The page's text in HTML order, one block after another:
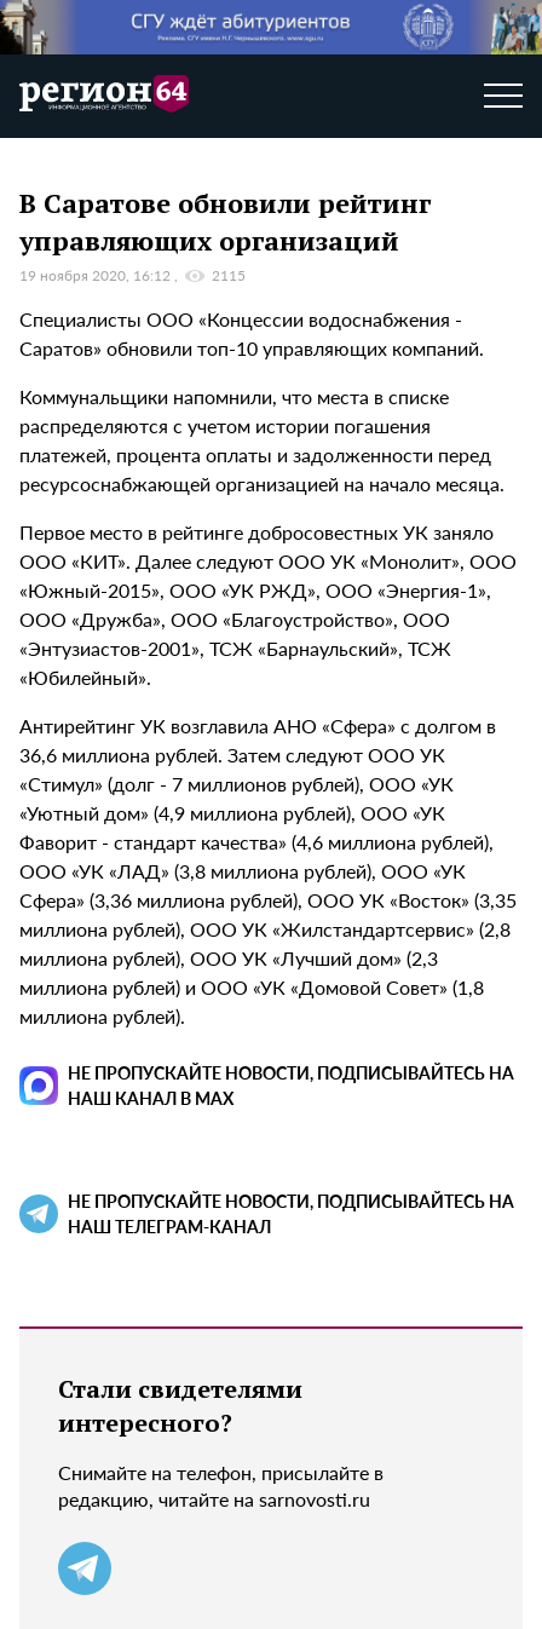
В Саратове обновили рейтинг
управляющих организаций
19 ноября 2020, 16:12 2115
Специалисты ООО «Концессии водоснабжения -
Саратов» обновили топ-10 управляющих компаний.
Коммунальщики напомнили, что места в списке
распределяются с учетом истории погашения
платежей, процента оплаты и задолженности перед
ресурсоснабжающей организацией на начало месяца.
Первое место в рейтинге добросовестных УК заняло
ООО «КИТ». Далее следуют ООО УК «Монолит», ООО
«Южный-2015», ООО «УК РЖД», ООО «Энергия-1»,
ООО «Дружба», ООО «Благоустройство», ООО
«Энтузиастов-2001», ТСЖ «Барнаульский», ТСЖ
«Юбилейный».
Антирейтинг УК возглавила АНО «Сфера» с долгом в
36,6 миллиона рублей. Затем следуют ООО УК
«Стимул» (долг - 7 миллионов рублей), ООО «УК
«Уютный дом» (4,9 миллиона рублей), ООО «УК
Фаворит - стандарт качества» (4,6 миллиона рублей),
ООО «УК «ЛАД» (3,8 миллиона рублей), ООО «УК
Сфера» (3,36 миллиона рублей), ООО УК «Восток» (3,35
миллиона рублей), ООО УК «Жилстандартсервис» (2,8
миллиона рублей), ООО УК «Лучший дом» (2,3
миллиона рублей) и ООО «УК «Домовой Совет» (1,8
миллиона рублей).
НЕ ПРОПУСКАЙТЕ НОВОСТИ, ПОДПИСЫВАЙТЕСЬ НА
НАШ КАНАЛ В MAX
НЕ ПРОПУСКАЙТЕ НОВОСТИ, ПОДПИСЫВАЙТЕСЬ НА
НАШ ТЕЛЕГРАМ-КАНАЛ
Стали свидетелями
интересного?
Снимайте на телефон, присылайте в
редакцию, читайте на sarnovosti.ru